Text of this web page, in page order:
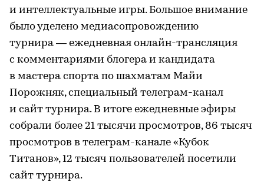
и интеллектуальные игры. Большое внимание
было уделено медиасопровождению
турнира — ежедневная онлайн-трансляция
с комментариями блогера и кандидата
в мастера спорта по шахматам Майи
Порожняк, специальный телеграм-канал
и сайт турнира. В итоге ежедневные эфиры
собрали более 21 тысячи просмотров, 86 тысяч
просмотров в телеграм-канале «Кубок
Титанов», 12 тысяч пользователей посетили
сайт турнира.